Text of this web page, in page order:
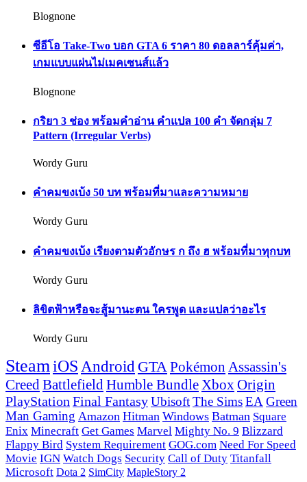
Blognone
ซีอีโอ Take-Two บอก GTA 6 ราคา 80 ดอลลาร์คุ้มค่า,
เกมแบบแผ่นไม่เมคเซนส์แล้ว
Blognone
กริยา 3 ช่อง พร้อมคำอ่าน คำแปล 100 คำ จัดกลุ่ม 7
Pattern (Irregular Verbs)
Wordy Guru
คำคมขงเบ้ง 50 บท พร้อมที่มาและความหมาย
Wordy Guru
คำคมขงเบ้ง เรียงตามตัวอักษร ก ถึง ฮ พร้อมที่มาทุกบท
Wordy Guru
ลิขิตฟ้าหรือจะสู้มานะตน ใครพูด และแปลว่าอะไร
Wordy Guru
SteamiOSAndroid GTAPokémon Assassin's
CreedBattlefieldHumble Bundle Xbox Origin
PlayStation Final FantasyUbisoftThe Sims EA Green
Man Gaming Amazon Hitman Windows Batman Square
Enix Minecraft Get Games Marvel Mighty No. 9 Blizzard
Flappy Bird System Requirement GOG.com Need For Speed
Movie IGN Watch Dogs Security Call of Duty Titanfall
Microsoft Dota 2 SimCity MapleStory 2